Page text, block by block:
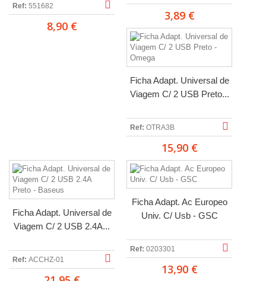
Ref: 551682
8,90 €
3,89 €
Ficha Adapt. Universal de
Viagem C/ 2 USB Preto...
Ref: OTRA3B
15,90 €
Ficha Adapt. Universal de
Viagem C/ 2 USB 2.4A...
Ref: ACCHZ-01
Ficha Adapt. Ac Europeo
Univ. C/ Usb - GSC
Ref: 0203301
13,90 €